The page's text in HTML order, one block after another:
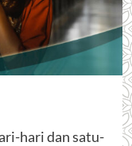
hari dan satu-